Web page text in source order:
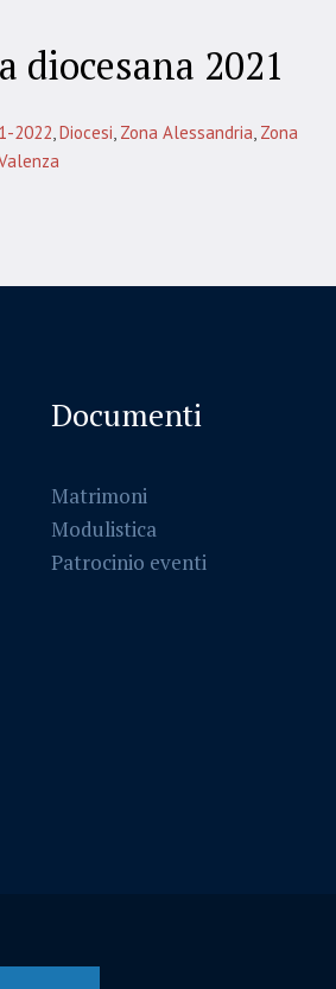
diocesana 2021
2022,Diocesi, Zona Alessandria, Zona
Documenti
Matrimoni
Modulistica
Patrocinio eventi